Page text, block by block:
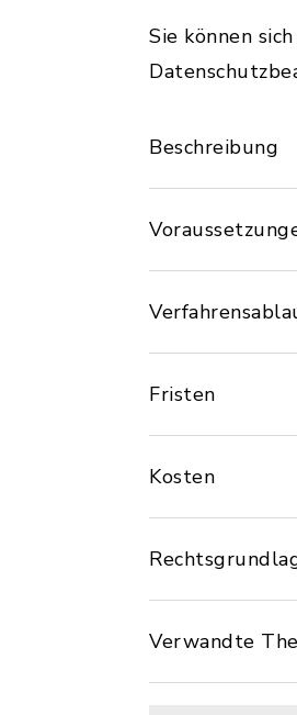
Sie können
Beschreibung
Fristen
Kosten
Verwandte